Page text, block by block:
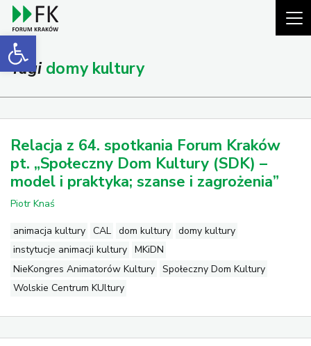
Open toolbar
Tagi domy kultury
Relacja z 64. spotkania Forum Kraków
pt. „Społeczny Dom Kultury (SDK) –
model i praktyka; szanse i zagrożenia”
Piotr Knaś
animacja kultury CAL dom kultury
domy kultury
instytucje animacji kultury
MKiDN
NieKongres Animatorów Kultury
Społeczny Dom Kultury
Wolskie Centrum KUltury